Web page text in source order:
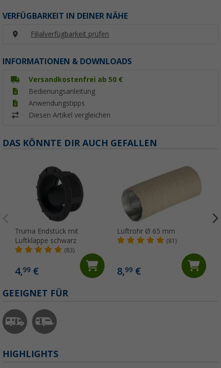
VERFÜGBARKEIT IN DEINER NÄHE
Filialverfügbarkeit prüfen
INFORMATIONEN & DOWNLOADS
Versandkostenfrei ab 50 €
Bedienungsanleitung
Anwendungstipps
Diesen Artikel vergleichen
DAS KÖNNTE DIR AUCH GEFALLEN
Truma Endstück mit
Luftklappe schwarz
(83)
4,99 €
Luftrohr Ø 65 mm
(81)
8,99€
GEEIGNET FÜR
HIGHLIGHTS